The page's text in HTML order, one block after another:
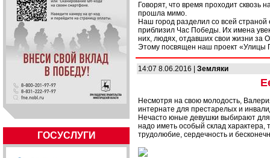
ГОСУСЛУГИ
Говорят, что время проходит сквозь
прошла мимо.
Наш город разделил со всей
приблизил Час Победы. Их имена
них, людях, отдавших свои жизни за
Этому посвящен наш проект «Улицы
14:07 8.06.2016 | Земляки
Несмотря на свою молодость,
интернате для престарелых и
Нечасто юные девушки выбирают
надо иметь особый склад
трудолюбие, сердечность и